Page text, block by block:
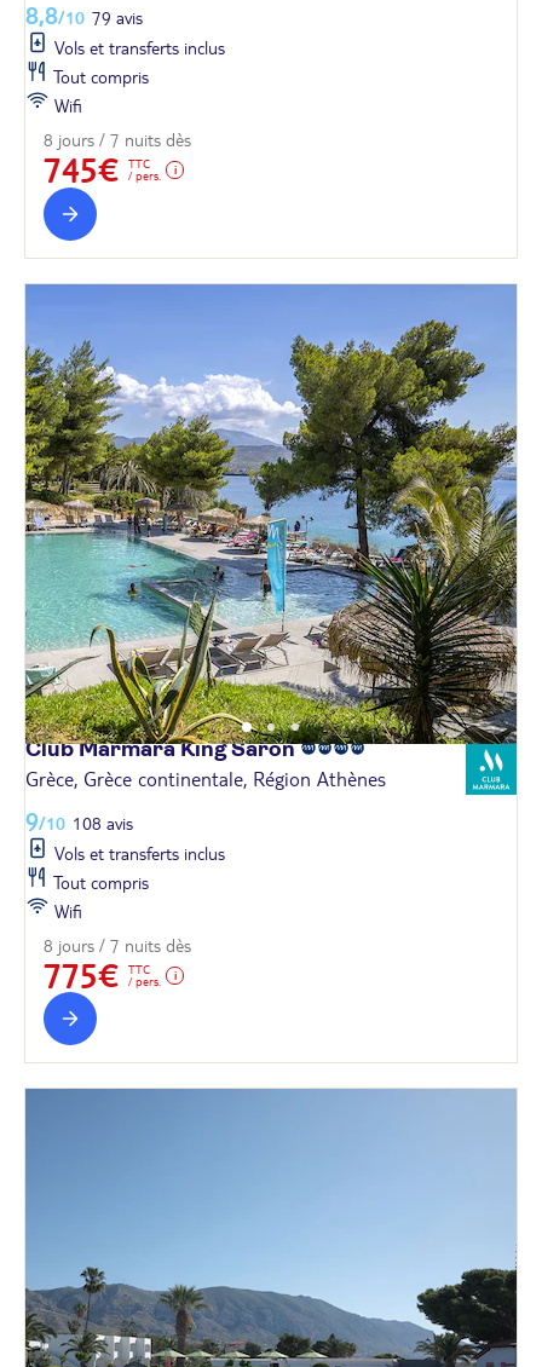
8,8/10 79 avis
Vols et transferts inclus
Tout compris
Wifi
8 jours / 7 nuits dès
745€
TTC
/ pers.
Club Marmara KingSaron
Grèce, Grèce continentale, Région Athènes
9/10 108 avis
Vols et transferts inclus
Tout compris
Wifi
8 jours / 7 nuits dès
775€
TTC
/ pers.